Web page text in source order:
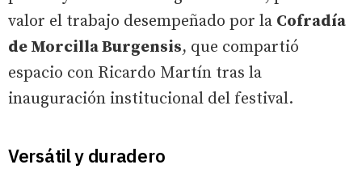
valor el trabajo desempeñado por la Cofradía
de Morcilla Burgensis, que compartió
espacio con Ricardo Martín tras la
inauguración institucional del festival.
Versátil y duradero